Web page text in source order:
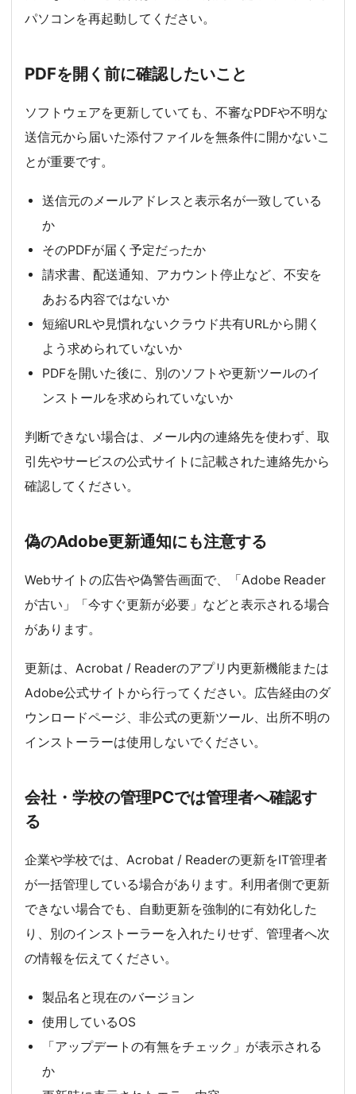
パソコンを再起動してください。
PDFを開く前に確認したいこと
ソフトウェアを更新していても、不審なPDFや不明な
送信元から届いた添付ファイルを無条件に開かないこ
とが重要です。
送信元のメールアドレスと表示名が一致している
か
そのPDFが届く予定だったか
請求書、配送通知、アカウント停止など、不安を
あおる内容ではないか
短縮URLや見慣れないクラウド共有URLから開く
よう求められていないか
PDFを開いた後に、別のソフトや更新ツールのイ
ンストールを求められていないか
判断できない場合は、メール内の連絡先を使わず、取
引先やサービスの公式サイトに記載された連絡先から
確認してください。
偽のAdobe更新通知にも注意する
Webサイトの広告や偽警告画面で、「Adobe Reader
が古い」「今すぐ更新が必要」などと表示される場合
があります。
更新は、Acrobat / Readerのアプリ内更新機能または
Adobe公式サイトから行ってください。広告経由のダ
ウンロードページ、非公式の更新ツール、出所不明の
インストーラーは使用しないでください。
会社・学校の管理PCでは管理者へ確認す
る
企業や学校では、Acrobat / Readerの更新をIT管理者
が一括管理している場合があります。利用者側で更新
できない場合でも、自動更新を強制的に有効化した
り、別のインストーラーを入れたりせず、管理者へ次
の情報を伝えてください。
製品名と現在のバージョン
使用しているOS
「アップデートの有無をチェック」が表示される
か